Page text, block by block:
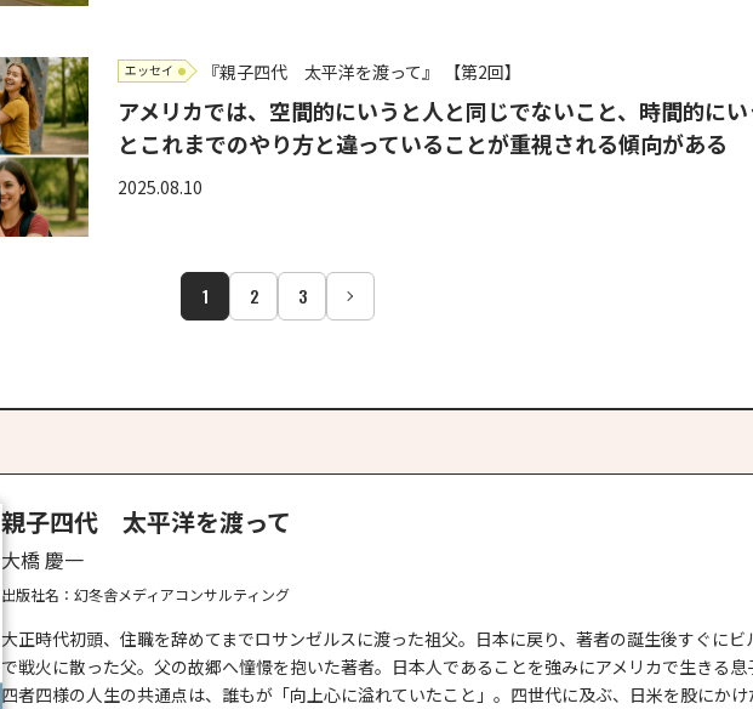
エッセイ 『親子四代 太平洋を渡って』 【第2回】
アメリカでは、空間的にいうと人と同じでないこと、時間的に
とこれまでのやり方と違っていることが重視される傾向がある
2025.08.10
1 2 3
親子四代 太平洋を渡って
大橋 慶一
出版社名：幻冬舎メディアコンサルティング
大正時代初頭、住職を辞めてまでロサンゼルスに渡った祖父。日本に戻り、著者の誕生後すぐにビ
で戦火に散った父。父の故郷へ憧憬を抱いた著者。日本人であることを強みにアメリカで生きる息
四者四様の人生の共通点は、誰もが「向上心に溢れていたこと」。四世代に及ぶ、日米を股にかけ